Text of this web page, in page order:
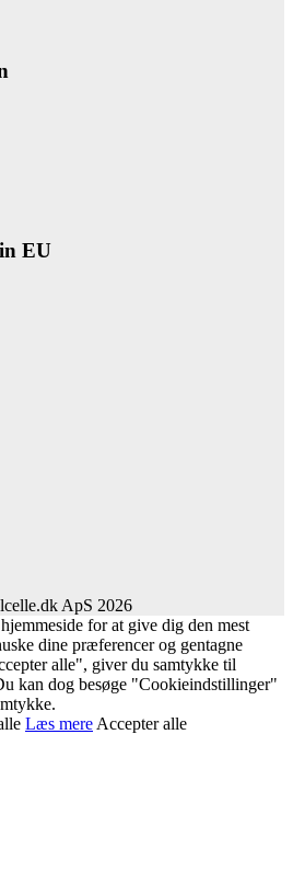
EU
ApS 2026
for at give dig den mest
dine præferencer og gentagne
alle", giver du samtykke til
kan dog besøge "Cookieindstillinger"
Læs mere Accepter alle